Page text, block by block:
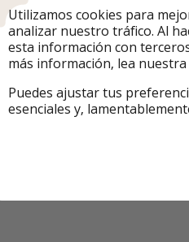
5*
HOTELES
🍇 Finde 4* en
Utilizamos cookies para
analizar nuestro tráfico. Al
esta información con
más información, lea nuestra
Puedes ajustar tus
esenciales y,